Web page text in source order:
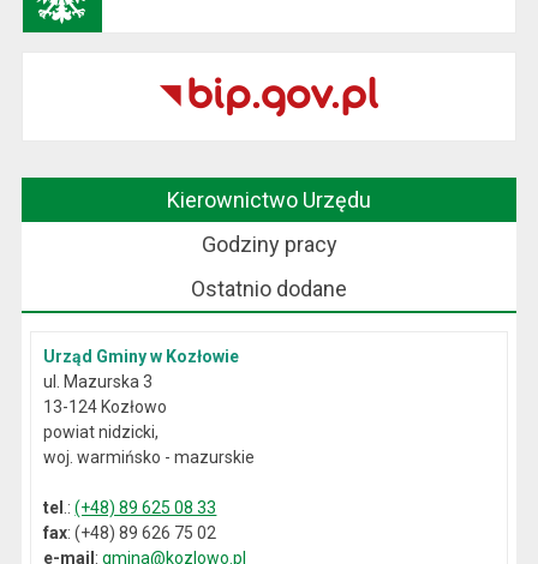
Kierownictwo Urzędu
Godziny pracy
Ostatnio dodane
Urząd Gminy w Kozłowie
ul. Mazurska 3
13-124 Kozłowo
powiat nidzicki,
woj. warmińsko - mazurskie
tel .:(+48) 89 625 08 33
fax: (+48) 89 626 75 02
e-mail:gmina@kozlowo.pl